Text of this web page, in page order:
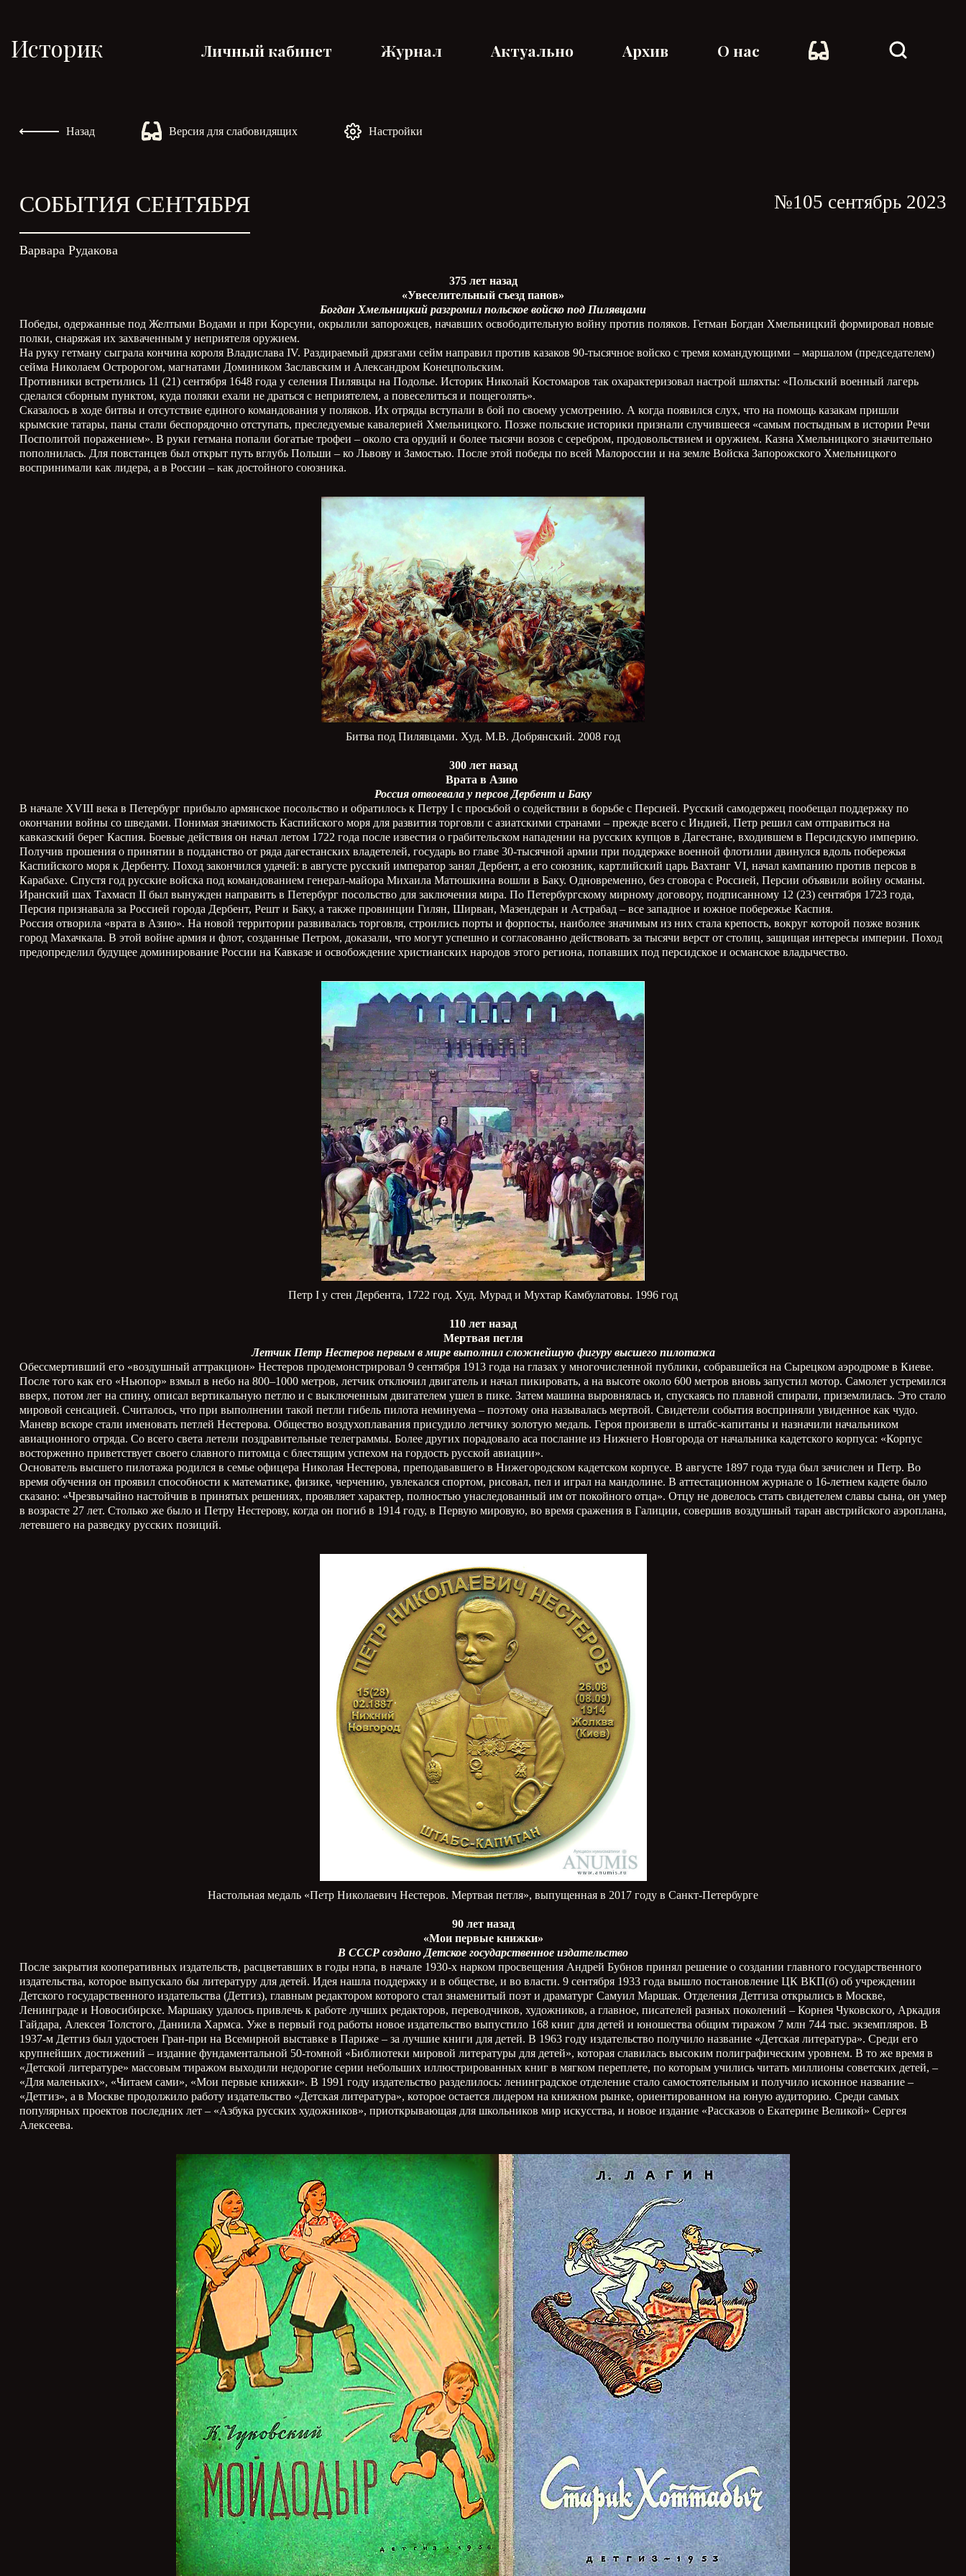
Историк Личный кабинет Журнал Актуально Архив О нас
Назад Версия для слабовидящих Настройки
СОБЫТИЯ СЕНТЯБРЯ №105 сентябрь 2023
Варвара Рудакова
375 лет назад
«Увеселительный съезд панов»
Богдан Хмельницкий разгромил польское войско под Пилявцами
Победы, одержанные под Желтыми Водами и при Корсуни, окрылили запорожцев, начавших освободительную войну против поляков. Гетман Богдан Хмельницкий формировал новые
полки, снаряжая их захваченным у неприятеля оружием.
На руку гетману сыграла кончина короля Владислава IV. Раздираемый дрязгами сейм направил против казаков 90-тысячное войско с тремя командующими – маршалом (председателем)
сейма Николаем Остророгом, магнатами Домиником Заславским и Александром Конецпольским.
Противники встретились 11 (21) сентября 1648 года у селения Пилявцы на Подолье. Историк Николай Костомаров так охарактеризовал настрой шляхты: «Польский военный лагерь
сделался сборным пунктом, куда поляки ехали не драться с неприятелем, а повеселиться и пощеголять».
Сказалось в ходе битвы и отсутствие единого командования у поляков. Их отряды вступали в бой по своему усмотрению. А когда появился слух, что на помощь казакам пришли
крымские татары, паны стали беспорядочно отступать, преследуемые кавалерией Хмельницкого. Позже польские историки признали случившееся «самым постыдным в истории Речи
Посполитой поражением». В руки гетмана попали богатые трофеи – около ста орудий и более тысячи возов с серебром, продовольствием и оружием. Казна Хмельницкого значительно
пополнилась. Для повстанцев был открыт путь вглубь Польши – ко Львову и Замостью. После этой победы по всей Малороссии и на земле Войска Запорожского Хмельницкого
воспринимали как лидера, а в России – как достойного союзника.
Битва под Пилявцами. Худ. М.В. Добрянский. 2008 год
300 лет назад
Врата в Азию
Россия отвоевала у персов Дербент и Баку
В начале XVIII века в Петербург прибыло армянское посольство и обратилось к Петру I с просьбой о содействии в борьбе с Персией. Русский самодержец пообещал поддержку по
окончании войны со шведами. Понимая значимость Каспийского моря для развития торговли с азиатскими странами – прежде всего с Индией, Петр решил сам отправиться на
кавказский берег Каспия. Боевые действия он начал летом 1722 года после известия о грабительском нападении на русских купцов в Дагестане, входившем в Персидскую империю.
Получив прошения о принятии в подданство от ряда дагестанских владетелей, государь во главе 30-тысячной армии при поддержке военной флотилии двинулся вдоль побережья
Каспийского моря к Дербенту. Поход закончился удачей: в августе русский император занял Дербент, а его союзник, картлийский царь Вахтанг VI, начал кампанию против персов в
Карабахе. Спустя год русские войска под командованием генерал-майора Михаила Матюшкина вошли в Баку. Одновременно, без сговора с Россией, Персии объявили войну османы.
Иранский шах Тахмасп II был вынужден направить в Петербург посольство для заключения мира. По Петербургскому мирному договору, подписанному 12 (23) сентября 1723 года,
Персия признавала за Россией города Дербент, Решт и Баку, а также провинции Гилян, Ширван, Мазендеран и Астрабад – все западное и южное побережье Каспия.
Россия отворила «врата в Азию». На новой территории развивалась торговля, строились порты и форпосты, наиболее значимым из них стала крепость, вокруг которой позже возник
город Махачкала. В этой войне армия и флот, созданные Петром, доказали, что могут успешно и согласованно действовать за тысячи верст от столиц, защищая интересы империи. Поход
предопределил будущее доминирование России на Кавказе и освобождение христианских народов этого региона, попавших под персидское и османское владычество.
Петр I у стен Дербента, 1722 год. Худ. Мурад и Мухтар Камбулатовы. 1996 год
110 лет назад
Мертвая петля
Летчик Петр Нестеров первым в мире выполнил сложнейшую фигуру высшего пилотажа
Обессмертивший его «воздушный аттракцион» Нестеров продемонстрировал 9 сентября 1913 года на глазах у многочисленной публики, собравшейся на Сырецком аэродроме в Киеве.
После того как его «Ньюпор» взмыл в небо на 800–1000 метров, летчик отключил двигатель и начал пикировать, а на высоте около 600 метров вновь запустил мотор. Самолет устремился
вверх, потом лег на спину, описал вертикальную петлю и с выключенным двигателем ушел в пике. Затем машина выровнялась и, спускаясь по плавной спирали, приземлилась. Это стало
мировой сенсацией. Считалось, что при выполнении такой петли гибель пилота неминуема – поэтому она называлась мертвой. Свидетели события восприняли увиденное как чудо.
Маневр вскоре стали именовать петлей Нестерова. Общество воздухоплавания присудило летчику золотую медаль. Героя произвели в штабс-капитаны и назначили начальником
авиационного отряда. Со всего света летели поздравительные телеграммы. Более других порадовало аса послание из Нижнего Новгорода от начальника кадетского корпуса: «Корпус
восторженно приветствует своего славного питомца с блестящим успехом на гордость русской авиации».
Основатель высшего пилотажа родился в семье офицера Николая Нестерова, преподававшего в Нижегородском кадетском корпусе. В августе 1897 года туда был зачислен и Петр. Во
время обучения он проявил способности к математике, физике, черчению, увлекался спортом, рисовал, пел и играл на мандолине. В аттестационном журнале о 16-летнем кадете было
сказано: «Чрезвычайно настойчив в принятых решениях, проявляет характер, полностью унаследованный им от покойного отца». Отцу не довелось стать свидетелем славы сына, он умер
в возрасте 27 лет. Столько же было и Петру Нестерову, когда он погиб в 1914 году, в Первую мировую, во время сражения в Галиции, совершив воздушный таран австрийского аэроплана,
летевшего на разведку русских позиций.
Настольная медаль «Петр Николаевич Нестеров. Мертвая петля», выпущенная в 2017 году в Санкт-Петербурге
90 лет назад
«Мои первые книжки»
В СССР создано Детское государственное издательство
После закрытия кооперативных издательств, расцветавших в годы нэпа, в начале 1930-х нарком просвещения Андрей Бубнов принял решение о создании главного государственного
издательства, которое выпускало бы литературу для детей. Идея нашла поддержку и в обществе, и во власти. 9 сентября 1933 года вышло постановление ЦК ВКП(б) об учреждении
Детского государственного издательства (Детгиз), главным редактором которого стал знаменитый поэт и драматург Самуил Маршак. Отделения Детгиза открылись в Москве,
Ленинграде и Новосибирске. Маршаку удалось привлечь к работе лучших редакторов, переводчиков, художников, а главное, писателей разных поколений – Корнея Чуковского, Аркадия
Гайдара, Алексея Толстого, Даниила Хармса. Уже в первый год работы новое издательство выпустило 168 книг для детей и юношества общим тиражом 7 млн 744 тыс. экземпляров. В
1937-м Детгиз был удостоен Гран-при на Всемирной выставке в Париже – за лучшие книги для детей. В 1963 году издательство получило название «Детская литература». Среди его
крупнейших достижений – издание фундаментальной 50-томной «Библиотеки мировой литературы для детей», которая славилась высоким полиграфическим уровнем. В то же время в
«Детской литературе» массовым тиражом выходили недорогие серии небольших иллюстрированных книг в мягком переплете, по которым учились читать миллионы советских детей, –
«Для маленьких», «Читаем сами», «Мои первые книжки». В 1991 году издательство разделилось: ленинградское отделение стало самостоятельным и получило исконное название –
«Детгиз», а в Москве продолжило работу издательство «Детская литература», которое остается лидером на книжном рынке, ориентированном на юную аудиторию. Среди самых
популярных проектов последних лет – «Азбука русских художников», приоткрывающая для школьников мир искусства, и новое издание «Рассказов о Екатерине Великой» Сергея
Алексеева.